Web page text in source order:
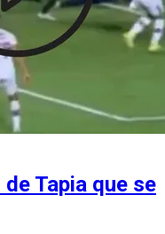
Tapia que se